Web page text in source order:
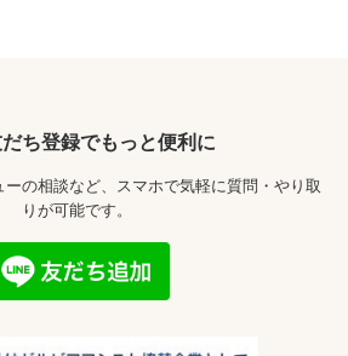
ち登録でもっと便利に
ーの相談など、スマホで気軽に質問・やり取
りが可能です。